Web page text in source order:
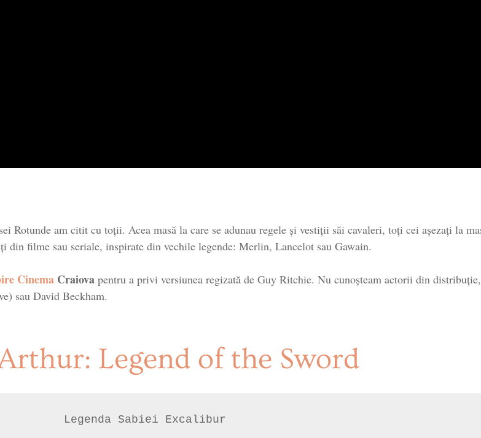
Rotunde am citit cu toții. Acea masă la care se adunau regele și vestiții săi cavaleri, toți cei așezați la
din filme sau seriale, inspirate din vechile legende: Merlin, Lancelot sau Gawain.
Cinema Craiova pentru a privi versiunea regizată de Guy Ritchie. Nu cunoșteam actorii din
sau David Beckham.
Legend of the Sword
Legenda Sabiei Excalibur